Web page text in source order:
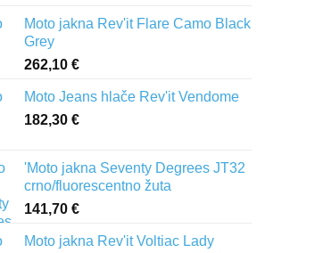
Moto jakna Rev'it Flare Camo Black
Grey
262,10 €
Moto Jeans hlače Rev'it Vendome
182,30 €
'Moto jakna Seventy Degrees JT32
crno/fluorescentno žuta
141,70 €
Moto jakna Rev'it Voltiac Lady